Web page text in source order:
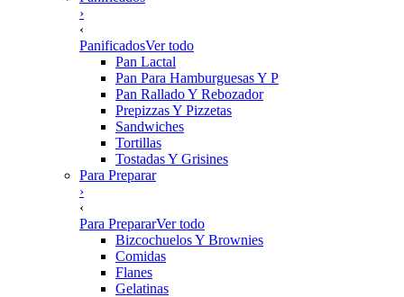
›
‹
PanificadosVer todo
Pan Lactal
Pan Para Hamburguesas Y P
Pan Rallado Y Rebozador
Prepizzas Y Pizzetas
Sandwiches
Tortillas
Tostadas Y Grisines
Para Preparar
›
‹
Para PrepararVer todo
Bizcochuelos Y Brownies
Comidas
Flanes
Gelatinas